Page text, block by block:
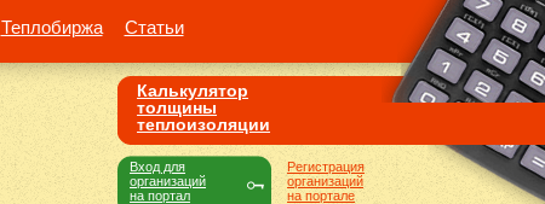
Теплобиржа Статьи
Калькулятор
толщины
теплоизоляции
Регистрация
организаций
на портале
Вход для
организаций
на портал